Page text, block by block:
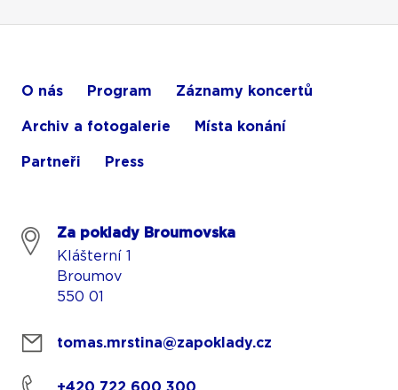
O nás Program Záznamy koncertů
Archiv a fotogalerie Místa konání
Partneři Press
Za poklady Broumovska
Klášterní 1
Broumov
550 01
tomas.mrstina@zapoklady.cz